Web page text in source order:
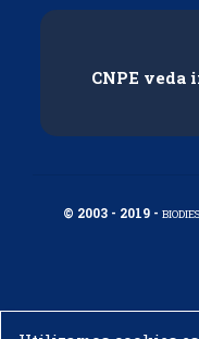
CNPE veda
© 2003 - 2019 -